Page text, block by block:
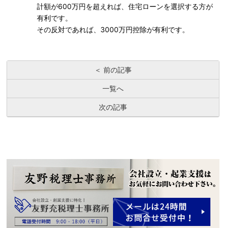
計額が600万円を超えれば、住宅ローンを選択する方が
有利です。
その反対であれば、3000万円控除が有利です。
＜ 前の記事
一覧へ
次の記事